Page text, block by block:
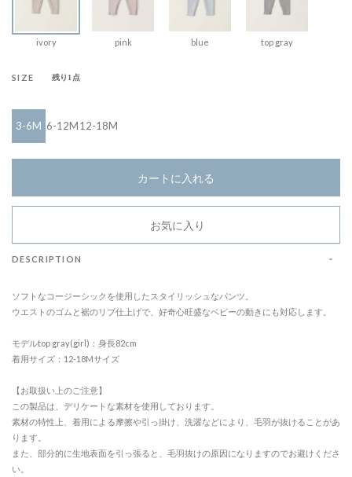
ivory pink blue top gray
SIZE 残り1点
3-6M 6-12M12-18M
カートに入れる
お気に入り
DESCRIPTION
ソフトなコージーシックを使用したスタイリッシュなパンツ。
ウエストのゴムと裾のリブ仕上げで、好奇心旺盛なベビーの動きにも対応します。
モデルtop gray(girl)：身長82cm
着用サイズ：12-18Mサイズ
【お取扱い上のご注意】
この製品は、デリケートな素材を使用しております。
素材の特性上、着用による摩擦や引っ掛け、洗濯などにより、毛羽が抜けることがあ
ります。
また、部分的に生地表面を引っ張ると、毛羽抜けの原因になりますのでお避けくださ
い。